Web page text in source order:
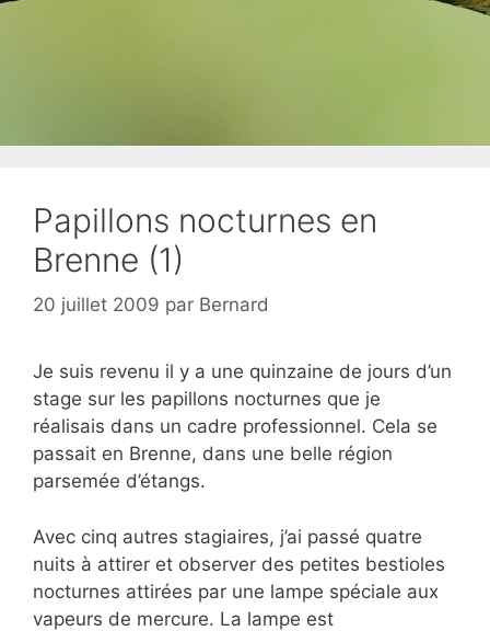
Papillons nocturnes en
Brenne (1)
20 juillet 2009 par Bernard
Je suis revenu il y a une quinzaine de jours d’un
stage sur les papillons nocturnes que je
réalisais dans un cadre professionnel. Cela se
passait en Brenne, dans une belle région
parsemée d’étangs.
Avec cinq autres stagiaires, j’ai passé quatre
nuits à attirer et observer des petites bestioles
nocturnes attirées par une lampe spéciale aux
vapeurs de mercure. La lampe est